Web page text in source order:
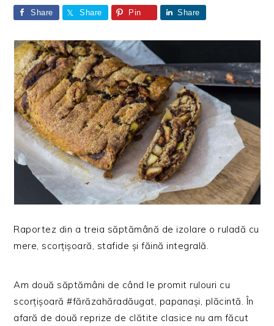
Share Share Pin Share
Raportez din a treia săptămână de izolare o ruladă cu
mere, scorțișoară, stafide și făină integrală.
Am două săptămâni de când le promit rulouri cu
scorțișoară #fărăzahăradăugat, papanași, plăcintă. În
afară de două reprize de clătite clasice nu am făcut